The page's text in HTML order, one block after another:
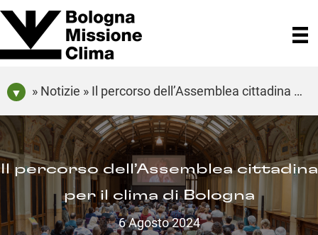
» Notizie » Il percorso dell’Assemblea cittadina per il clima di Bologna
Il percorso dell’Assemblea cittadina
per il clima di Bologna
6 Agosto 2024